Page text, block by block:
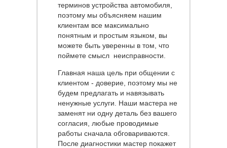
терминов устройства автомобиля,
поэтому мы объясняем нашим
клиентам все максимально
понятным и простым языком, вы
можете быть уверенны в том, что
поймете смысл неисправности.
Главная наша цель при общении с
клиентом - доверие, поэтому мы не
будем предлагать и навязывать
ненужные услуги. Наши мастера не
заменят ни одну деталь без вашего
согласия, любые проводимые
работы сначала обговариваются.
После диагностики мастер покажет